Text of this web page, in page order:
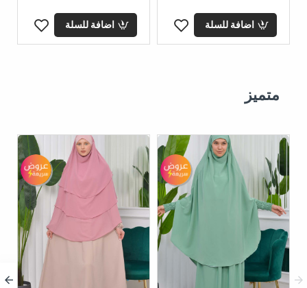
اضافة للسلة اضافة للسلة
متميز